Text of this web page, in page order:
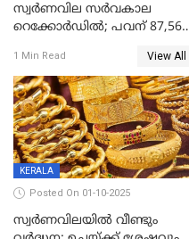
സ്വര്‍ണവില സര്‍വകാല
റെക്കോര്‍ഡില്‍; പവന് 87,560
1 Min Read View All
KERALA
Posted On 01-10-2025
സ്വർണവിലയിൽ വീണ്ടും